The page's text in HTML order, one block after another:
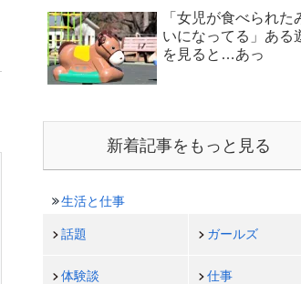
「女児が食べられた
いになってる」ある
を見ると…あっ
新着記事をもっと見る
生活と仕事
話題 ガールズ
体験談 仕事